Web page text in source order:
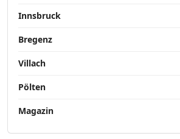
Innsbruck
Bregenz
Villach
Pölten
Magazin